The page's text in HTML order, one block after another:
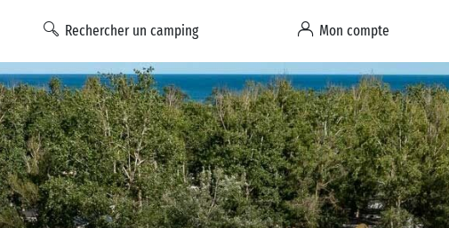
Rechercher un camping Mon compte